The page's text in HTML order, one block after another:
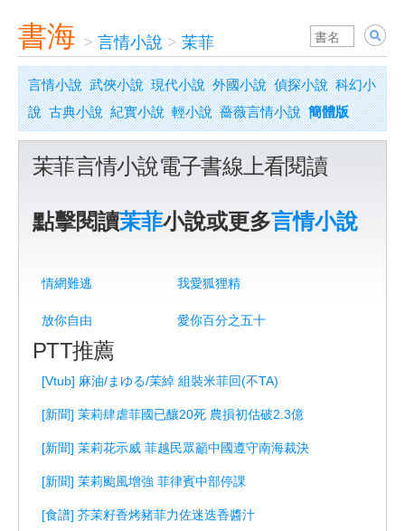
書海 > 言情小說 > 茉菲
言情小說 武俠小說 現代小說 外國小說 偵探小說 科幻小
說 古典小說 紀實小說 輕小說 薔薇言情小說 簡體版
茉菲言情小說電子書線上看閱讀
點擊閱讀茉菲小說或更多言情小說
情網難逃 我愛狐狸精
放你自由 愛你百分之五十
PTT推薦
[Vtub] 麻油/まゆる/茉綽 組裝米菲回(不TA)
[新聞] 茉莉肆虐菲國已釀20死 農損初估破2.3億
[新聞] 茉莉花示威 菲越民眾籲中國遵守南海裁決
[新聞] 茉莉颱風增強 菲律賓中部停課
[食譜] 芥茉籽香烤豬菲力佐迷迭香醬汁